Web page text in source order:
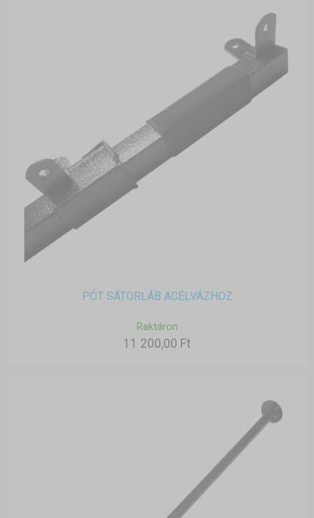
PÓT SÁTORLÁB ACÉLVÁZHOZ
Raktáron
11 200,00 Ft